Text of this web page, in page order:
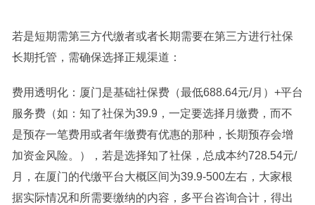
若是短期需第三方代缴者或者长期需要在第三方进行社保
长期托管，需确保选择正规渠道：
费用透明化：厦门是基础社保费（最低688.64元/月）+平台
服务费（如：知了社保为39.9，一定要选择月缴费，而不
是预存一笔费用或者年缴费有优惠的那种，长期预存会增
加资金风险。），若是选择知了社保，总成本约728.54元/
月，在厦门的代缴平台大概区间为39.9-500左右，大家根
据实际情况和所需要缴纳的内容，多平台咨询合计，得出